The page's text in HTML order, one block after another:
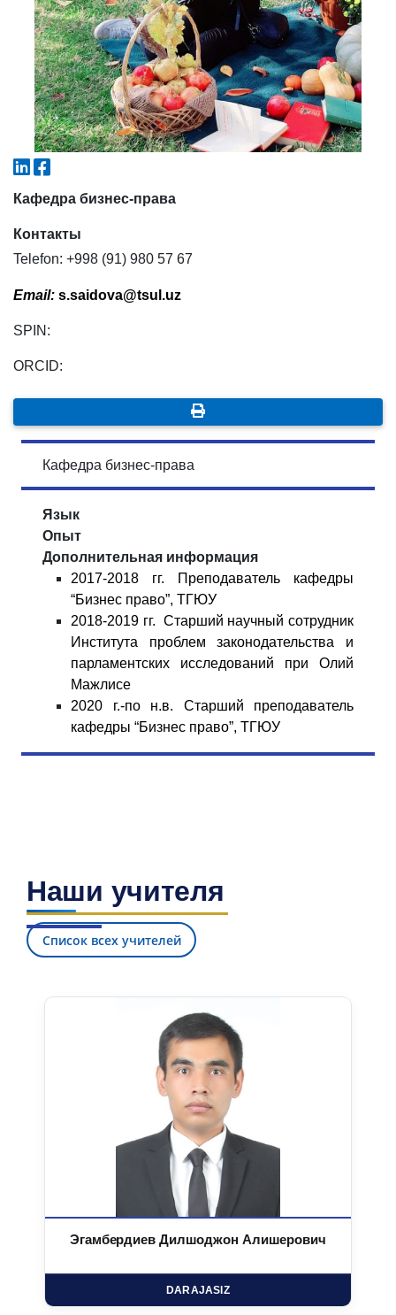
Кафедра бизнес-права
Контакты
Telefon: +998 (91) 980 57 67
Email: s.saidova@tsul.uz
SPIN:
ORCID:
Кафедра бизнес-права
Язык
Опыт
Дополнительная информация
2017-2018 гг. Преподаватель кафедры
“Бизнес право”, ТГЮУ
2018-2019 гг. Старший научный сотрудник
Института проблем законодательства и
парламентских исследований при Олий
Мажлисе
2020 г.-по н.в. Старший преподаватель
кафедры “Бизнес право”, ТГЮУ
Наши учителя
Список всех учителей
Эгамбердиев Дилшоджон Алишерович
DARAJASIZ
6. Онлайн-заявки (15) 7. Колл-центр (4)
8. Квота (бакалавриат) (1) 9. Квота (магистратура) (1)
✉️ Написать администратору